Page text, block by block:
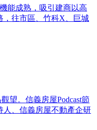
能成熟，吸引建商以高
，往市區、竹科X、巨城
望。信義房屋Podcast節
人、信義房屋不動產企研